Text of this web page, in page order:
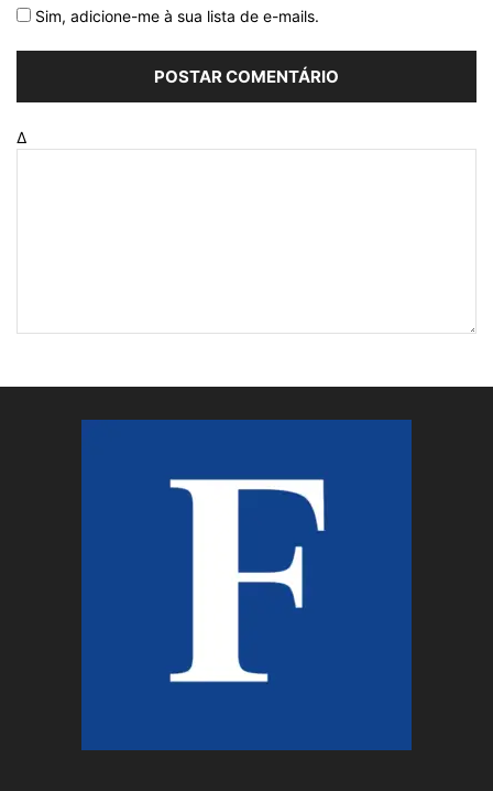
Sim, adicione-me à sua lista de e-mails.
Δ